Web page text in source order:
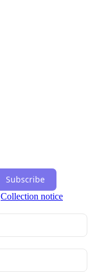
Subscribe
Collection notice